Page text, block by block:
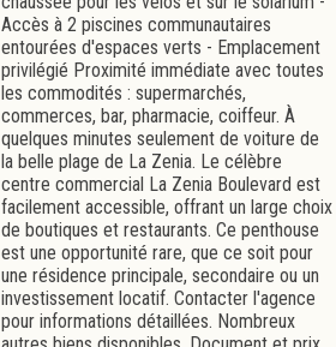
Accès à 2 piscines communautaires
entourées d'espaces verts - Emplacement
privilégié Proximité immédiate avec toutes
les commodités : supermarchés,
commerces, bar, pharmacie, coiffeur. À
quelques minutes seulement de voiture de
la belle plage de La Zenia. Le célèbre
centre commercial La Zenia Boulevard est
facilement accessible, offrant un large choix
de boutiques et restaurants. Ce penthouse
est une opportunité rare, que ce soit pour
une résidence principale, secondaire ou un
investissement locatif. Contacter l'agence
pour informations détaillées. Nombreux